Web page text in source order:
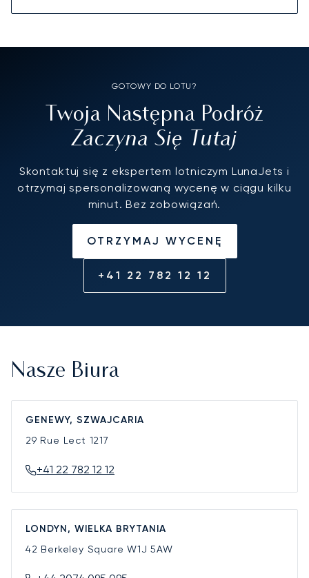
GOTOWY DO LOTU?
Twoja Następna Podróż
Zaczyna Się Tutaj
Skontaktuj się z ekspertem lotniczym LunaJets i
otrzymaj spersonalizowaną wycenę w ciągu kilku
minut. Bez zobowiązań.
OTRZYMAJ WYCENĘ
+41 22 782 12 12
Nasze Biura
GENEWY, SZWAJCARIA
29 Rue Lect 1217
+41 22 782 12 12
LONDYN, WIELKA BRYTANIA
42 Berkeley SquareW1J 5AW